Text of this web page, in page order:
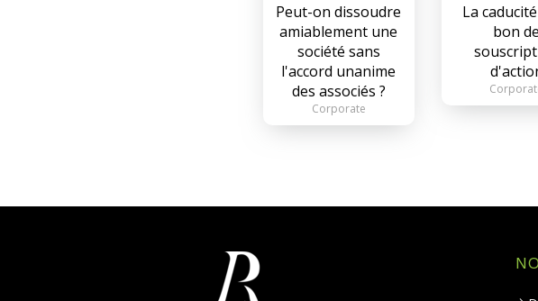
Peut-on dissoudre
amiablement une
société sans
l'accord unanime
des associés ?
Corporate
La
bon de